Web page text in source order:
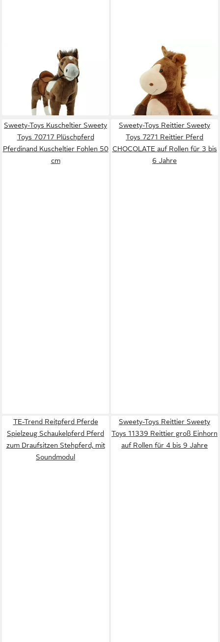
Stehtier Sweety Toys
Premium Edition 13692 Polo
das Pony
119,99 € 199,00 €
in 3-4 Werktagen bei dir
Kuscheltier Sweety Toys
70716 Plüschpferd
Pferdinand Kuscheltier
Fohlen 35 cm
19,99 €
in 3-4 Werktagen bei dir
Sweety-Toys Kuscheltier Sweety
Toys 70717 Plüschpferd
Pferdinand Kuscheltier Fohlen 50
cm
Sweety-Toys Reittier Sweety
Toys 7271 Reittier Pferd
CHOCOLATE auf Rollen für 3 bis
6 Jahre
TE-Trend Reitpferd Pferde
Spielzeug Schaukelpferd Pferd
zum Draufsitzen Stehpferd, mit
Soundmodul
Sweety-Toys Reittier Sweety
Toys 11339 Reittier groß Einhorn
auf Rollen für 4 bis 9 Jahre